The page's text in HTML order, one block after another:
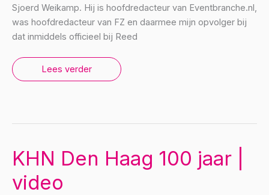
Sjoerd Weikamp. Hij is hoofdredacteur van Eventbranche.nl,
was hoofdredacteur van FZ en daarmee mijn opvolger bij
dat inmiddels officieel bij Reed
Sjoerd
Lees verder
KHN Den Haag 100 jaar |
video